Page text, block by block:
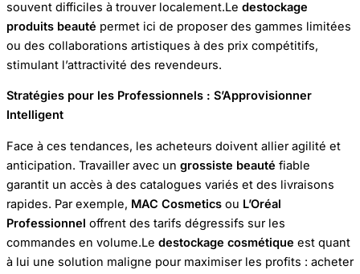
souvent difficiles à trouver localement.Le destockage
produits beauté permet ici de proposer des gammes limitées
ou des collaborations artistiques à des prix compétitifs,
stimulant l’attractivité des revendeurs.
Stratégies pour les Professionnels : S’Approvisionner
Intelligent
Face à ces tendances, les acheteurs doivent allier agilité et
anticipation. Travailler avec un grossiste beauté fiable
garantit un accès à des catalogues variés et des livraisons
rapides. Par exemple, MAC Cosmetics ou L’Oréal
Professionnel offrent des tarifs dégressifs sur les
commandes en volume.Le destockage cosmétique est quant
à lui une solution maligne pour maximiser les profits : acheter